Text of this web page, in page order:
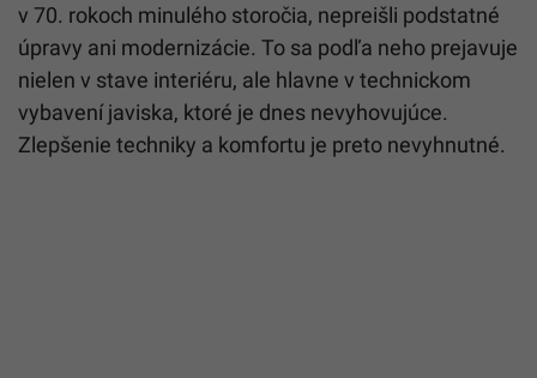
v 70. rokoch minulého storočia, nepreišli podstatné
úpravy ani modernizácie. To sa podľa neho prejavuje
nielen v stave interiéru, ale hlavne v technickom
vybavení javiska, ktoré je dnes nevyhovujúce.
Zlepšenie techniky a komfortu je preto nevyhnutné.